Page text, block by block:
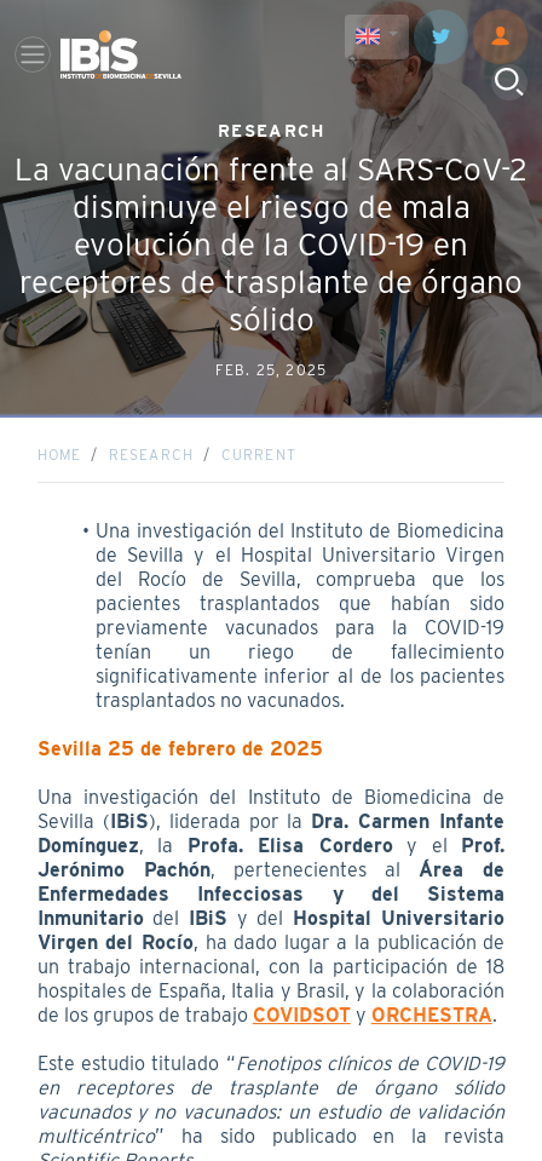
RESEARCH
La vacunación frente al SARS-CoV-2
disminuye el riesgo de mala
evolución de la COVID-19 en
receptores de trasplante de órgano
sólido
FEB. 25, 2025
HOME RESEARCH CURRENT
Una investigación del Instituto de Biomedicina
de Sevilla y el Hospital Universitario Virgen
del Rocío de Sevilla, comprueba que los
pacientes trasplantados que habían sido
previamente vacunados para la COVID-19
tenían un riego de fallecimiento
significativamente inferior al de los pacientes
trasplantados no vacunados.
Sevilla 25 de febrero de 2025
Una investigación del Instituto de Biomedicina de
Sevilla (IBiS), liderada por la Dra. Carmen Infante
Domínguez, la Profa. Elisa Corderoy el Prof.
Jerónimo Pachón, pertenecientes al Área de
Enfermedades Infecciosas y del Sistema
Inmunitariodel IBiS y del Hospital Universitario
Virgen del Rocío, ha dado lugar a la publicación de
un trabajo internacional, con la participación de 18
hospitales de España, Italia y Brasil, y la colaboración
de los grupos de trabajo COVIDSOTy ORCHESTRA.
Este estudio titulado “Fenotipos clínicos de COVID-19
en receptores de trasplante de órgano sólido
vacunados y no vacunados: un estudio de validación
multicéntrico” ha sido publicado en la revista